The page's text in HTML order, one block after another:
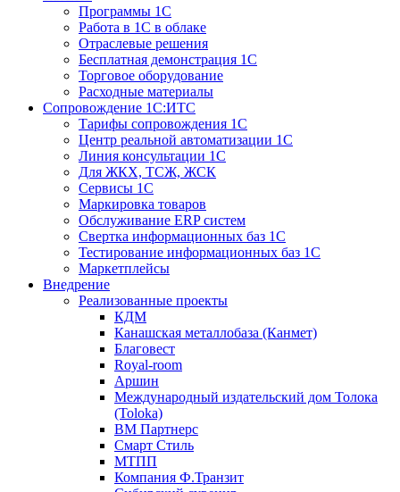
Программы 1С
Работа в 1С в облаке
Отраслевые решения
Бесплатная демонстрация 1С
Торговое оборудование
Расходные материалы
Сопровождение 1С:ИТС
Тарифы сопровождения 1С
Центр реальной автоматизации 1С
Линия консультации 1С
Для ЖКХ, ТСЖ, ЖСК
Сервисы 1С
Маркировка товаров
Обслуживание ERP систем
Свертка информационных баз 1С
Тестирование информационных баз 1С
Маркетплейсы
Внедрение
Реализованные проекты
КДМ
Канашская металлобаза (Канмет)
Благовест
Royal-room
Аршин
Международный издательский дом Толока
(Toloka)
ВМ Партнерс
Смарт Стиль
МТПП
Компания Ф.Транзит